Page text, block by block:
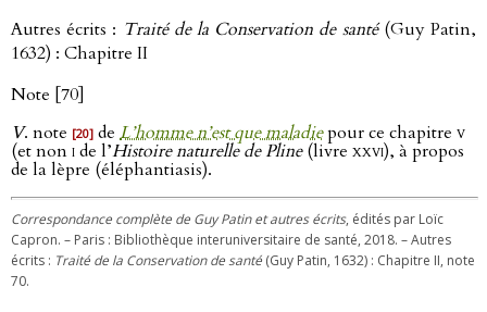
Autres écrits : Traité de la Conservation de santé(Guy Patin,
1632) : Chapitre II
Note [70]
V. note [20] de L’homme n’est que maladiepour ce chapitre v
(et nonide l’Histoire naturelle de Pline(livre xxvi), à propos
de la lèpre (éléphantiasis).
Correspondance complète de Guy Patin et autres écrits, édités par Loïc
Capron. – Paris : Bibliothèque interuniversitaire de santé, 2018. – Autres
écrits : Traité de la Conservation de santé (Guy Patin, 1632) : Chapitre II, note
70.